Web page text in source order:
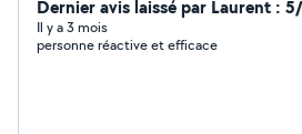
Dernier avis laissé par Laurent :
Il y a 3 mois
personne réactive et efficace